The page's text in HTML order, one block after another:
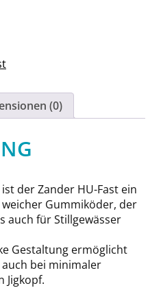
(0)
der Zander HU-Fast ein
Gummiköder, der
auch für Stillgewässer
Gestaltung ermöglicht
bei minimaler
Jigkopf.